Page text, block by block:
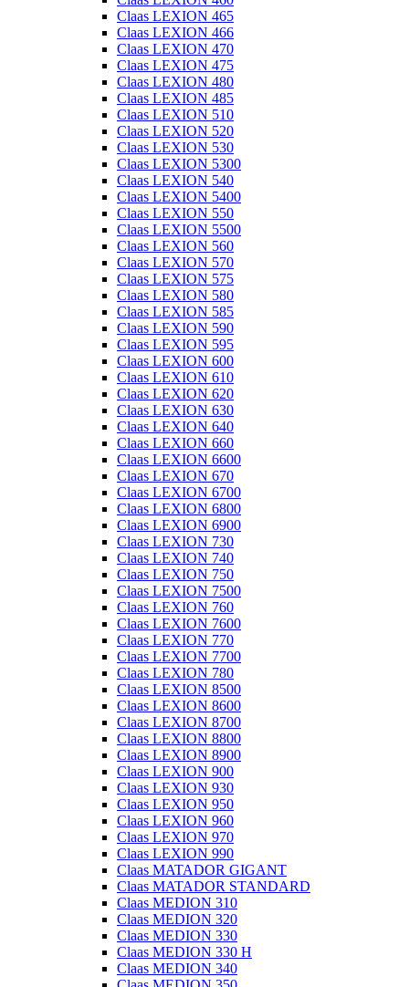
Claas LEXION 465
Claas LEXION 466
Claas LEXION 470
Claas LEXION 475
Claas LEXION 480
Claas LEXION 485
Claas LEXION 510
Claas LEXION 520
Claas LEXION 530
Claas LEXION 5300
Claas LEXION 540
Claas LEXION 5400
Claas LEXION 550
Claas LEXION 5500
Claas LEXION 560
Claas LEXION 570
Claas LEXION 575
Claas LEXION 580
Claas LEXION 585
Claas LEXION 590
Claas LEXION 595
Claas LEXION 600
Claas LEXION 610
Claas LEXION 620
Claas LEXION 630
Claas LEXION 640
Claas LEXION 660
Claas LEXION 6600
Claas LEXION 670
Claas LEXION 6700
Claas LEXION 6800
Claas LEXION 6900
Claas LEXION 730
Claas LEXION 740
Claas LEXION 750
Claas LEXION 7500
Claas LEXION 760
Claas LEXION 7600
Claas LEXION 770
Claas LEXION 7700
Claas LEXION 780
Claas LEXION 8500
Claas LEXION 8600
Claas LEXION 8700
Claas LEXION 8800
Claas LEXION 8900
Claas LEXION 900
Claas LEXION 930
Claas LEXION 950
Claas LEXION 960
Claas LEXION 970
Claas LEXION 990
Claas MATADOR GIGANT
Claas MATADOR STANDARD
Claas MEDION 310
Claas MEDION 320
Claas MEDION 330
Claas MEDION 330 H
Claas MEDION 340